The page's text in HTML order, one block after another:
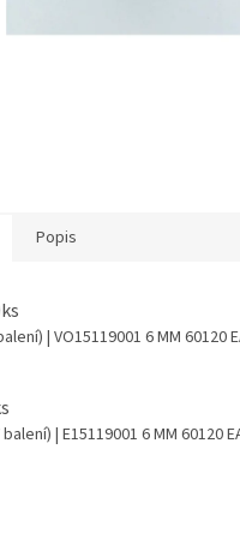
Popis
| VO15119001 6 MM 60120
balení)| E15119001 6 MM 60120